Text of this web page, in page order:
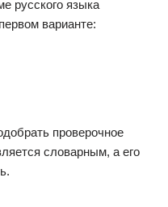
русского языка
варианте:
проверочное
словарным, а его